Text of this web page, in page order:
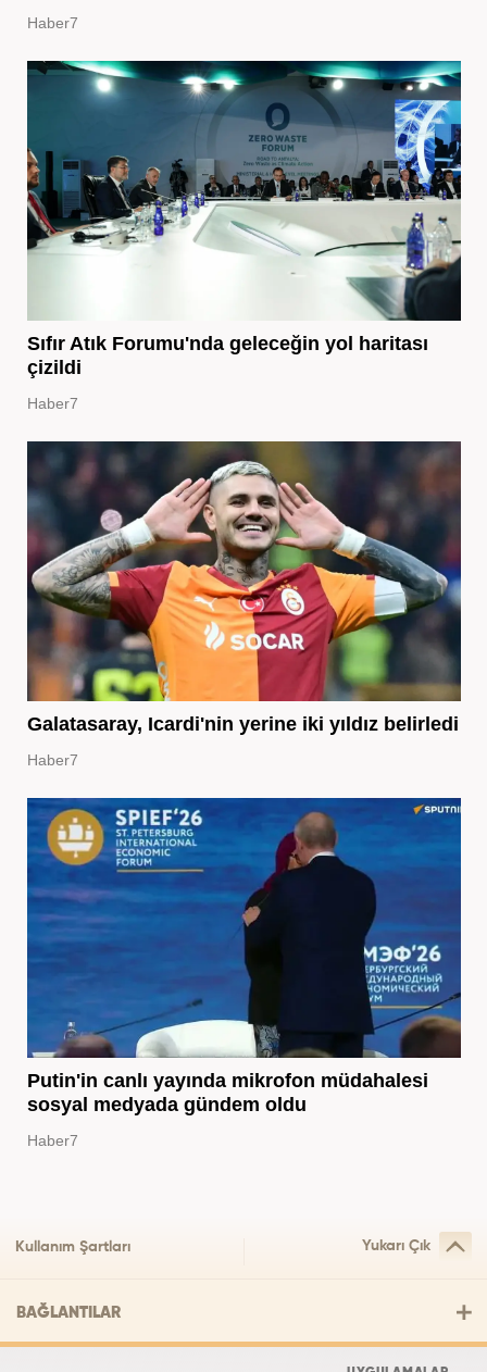
Haber7
Sıfır Atık Forumu'nda geleceğin yol haritası
çizildi
Haber7
Galatasaray, Icardi'nin yerine iki yıldız belirledi
Haber7
Putin'in canlı yayında mikrofon müdahalesi
sosyal medyada gündem oldu
Haber7
Kullanım Şartları Yukarı Çık
BAĞLANTILAR